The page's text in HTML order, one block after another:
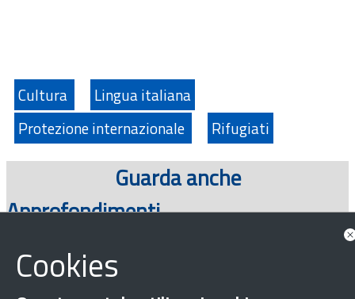
Cultura
Lingua italiana
Protezione internazionale
Rifugiati
Guarda anche
Approfondimenti
Cookies